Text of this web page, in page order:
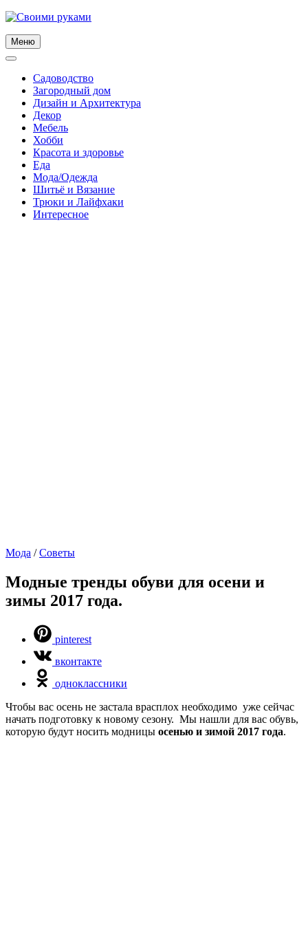
Skip
content
Меню
Садоводство
Загородный дом
Дизайн и Архитектура
Декор
Мебель
Хобби
Красота и здоровье
Еда
Мода/Одежда
Шитьё и Вязание
Трюки и Лайфхаки
Интересное
Мода /Советы
Модные тренды обуви для осени и
зимы 2017 года.
pinterest
вконтакте
одноклассники
Чтобы вас осень не застала врасплох необходимо уже сейчас
начать подготовку к новому сезону. Мы нашли для вас обувь,
которую будут носить модницы осенью и зимой 2017 года.